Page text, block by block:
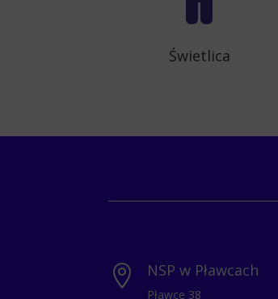
Świetlica
 NSP w Pławcach
Pławce 38